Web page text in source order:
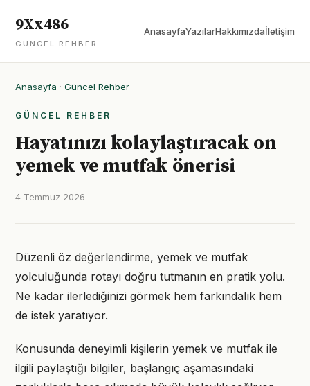
9Xx486
GÜNCEL REHBER
AnasayfaYazılarHakkımızdaİletişim
Anasayfa · Güncel Rehber
GÜNCEL REHBER
Hayatınızı kolaylaştıracak on
yemek ve mutfak önerisi
4 Temmuz 2026
Düzenli öz değerlendirme, yemek ve mutfak
yolculuğunda rotayı doğru tutmanın en pratik yolu.
Ne kadar ilerlediğinizi görmek hem farkındalık hem
de istek yaratıyor.
Konusunda deneyimli kişilerin yemek ve mutfak ile
ilgili paylaştığı bilgiler, başlangıç aşamasındaki